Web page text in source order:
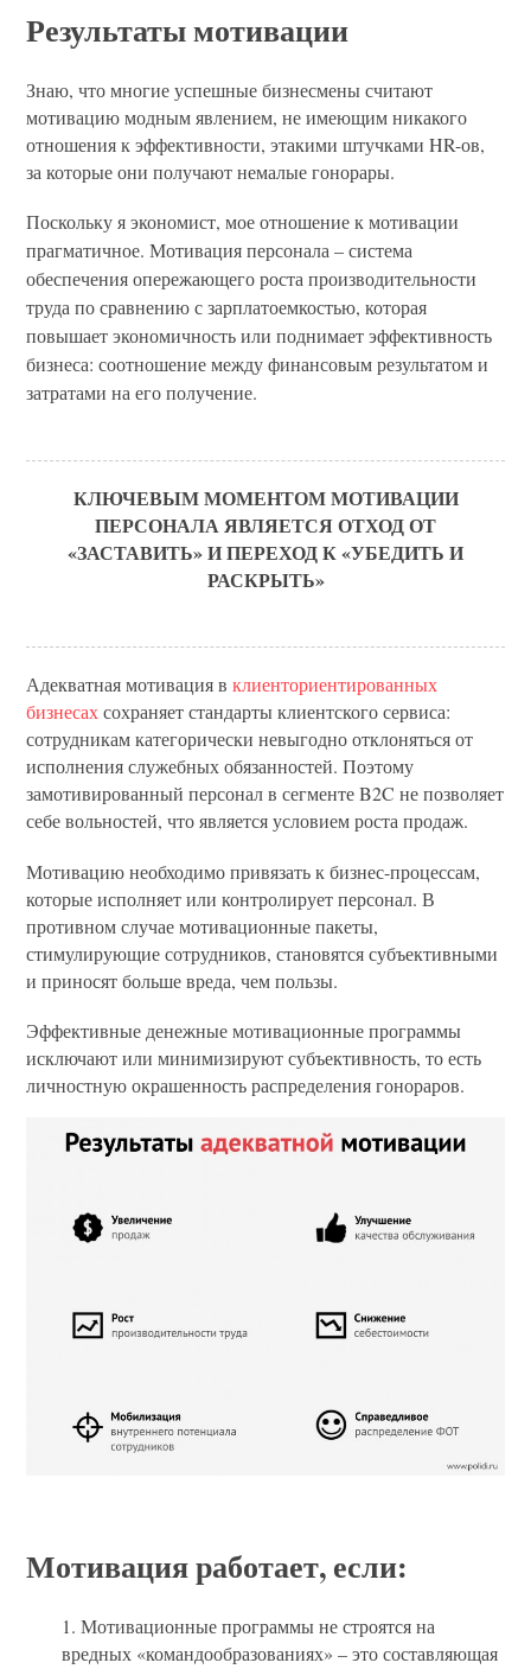
Результаты мотивации
Знаю, что многие успешные бизнесмены считают
мотивацию модным явлением, не имеющим никакого
отношения к эффективности, этакими штучками HR-ов,
за которые они получают немалые гонорары.
Поскольку я экономист, мое отношение к мотивации
прагматичное. Мотивация персонала – система
обеспечения опережающего роста производительности
труда по сравнению с зарплатоемкостью, которая
повышает экономичность или поднимает эффективность
бизнеса: соотношение между финансовым результатом и
затратами на его получение.
КЛЮЧЕВЫМ МОМЕНТОМ МОТИВАЦИИ
ПЕРСОНАЛА ЯВЛЯЕТСЯ ОТХОД ОТ
«ЗАСТАВИТЬ» И ПЕРЕХОД К «УБЕДИТЬ И
РАСКРЫТЬ»
Адекватная мотивация вклиенториентированных
бизнесахсохраняет стандарты клиентского сервиса:
сотрудникам категорически невыгодно отклоняться от
исполнения служебных обязанностей. Поэтому
замотивированный персонал в сегменте B2C не позволяет
себе вольностей, что является условием роста продаж.
Мотивацию необходимо привязать к бизнес-процессам,
которые исполняет или контролирует персонал. В
противном случае мотивационные пакеты,
стимулирующие сотрудников, становятся субъективными
и приносят больше вреда, чем пользы.
Эффективные денежные мотивационные программы
исключают или минимизируют субъективность, то есть
личностную окрашенность распределения гонораров.
Мотивация работает, если:
1. Мотивационные программы не строятся на
вредных «командообразованиях» – это составляющая